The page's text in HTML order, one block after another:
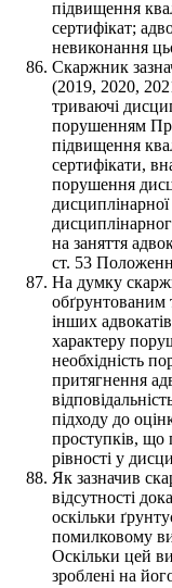
підвищення
сертифікат;
невиконання
Скаржник
(2019, 2020,
триваючі
порушенням
підвищення
сертифікати,
порушення
дисциплінарної
на заняття
ст. 53
На думку
інших
характеру
необхідність
притягнення
підходу до
проступків, що
рівності у
Як зазначив
відсутності
оскільки
помилковому
Оскільки цей
зроблені на